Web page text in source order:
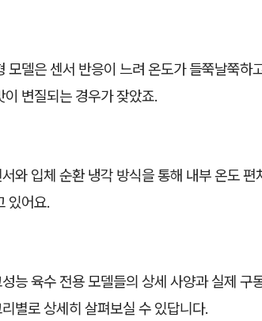
모델은 센서 반응이 느려 온도가 들쭉날쭉하
변질되는 경우가 잦았죠.
와 입체 순환 냉각 방식을 통해 내부 온도
있어요.
능 육수 전용 모델들의 상세 사양과 실제 구
별로 상세히 살펴보실 수 있답니다.